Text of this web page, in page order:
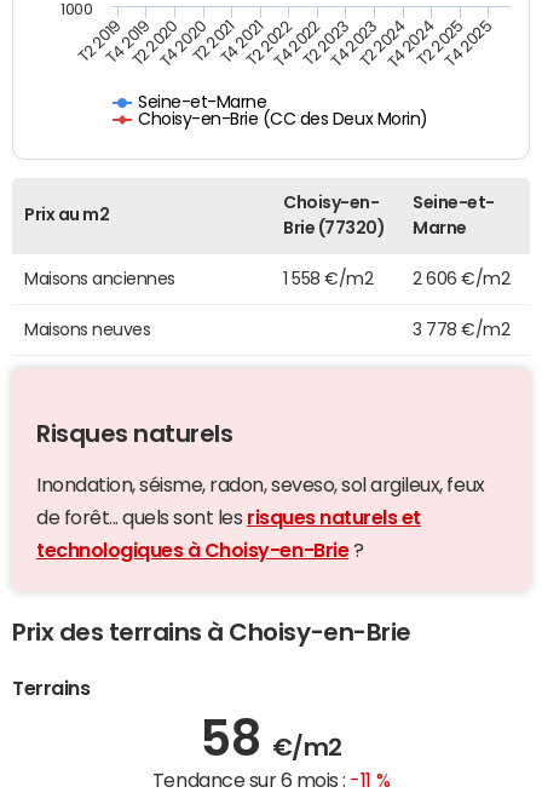
Seine-et-Marne
Choisy-en-Brie (CC des Deux Morin)
T2 2019T4 2019T2 2020T4 2020T2 2021T4 2021T2 2022T4 2022T2 2023T4 2023T2 2024T4 2024T2 2025T4 2025
1000
Prix au m2
Choisy-en-
Brie (77320)
Seine-et-
Marne
Maisons anciennes 1 558 €/m2 2 606 €/m2
Maisons neuves 3 778 €/m2
Risques naturels
Inondation, séisme, radon, seveso, sol argileux, feux
de forêt... quels sont les risques naturels et
technologiques à Choisy-en-Brie?
Prix des terrains à Choisy-en-Brie
Terrains
58 €/m2
Tendance sur 6 mois : -11 %